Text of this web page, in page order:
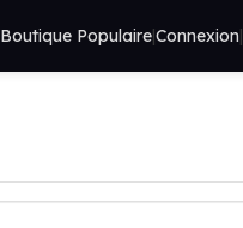
Boutique Populaire|Connexion|